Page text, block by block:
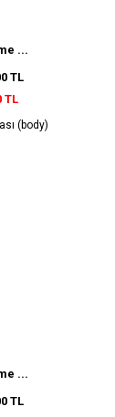
...
TL
TL
...
TL